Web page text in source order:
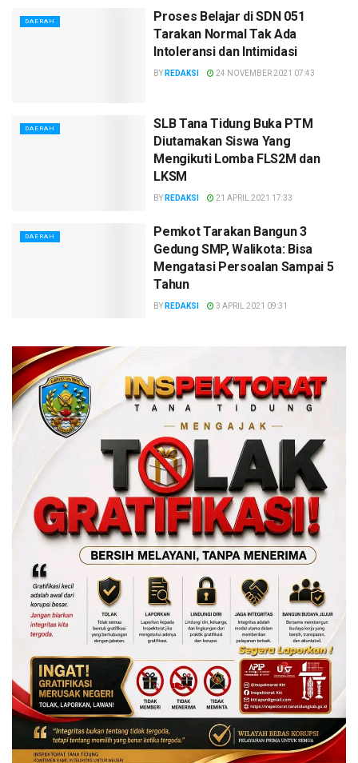
DAERAH
Proses Belajar di SDN 051
Tarakan Normal Tak Ada
Intoleransi dan Intimidasi
BY REDAKSI 24 NOVEMBER 2021 07:43
DAERAH
SLB Tana Tidung Buka PTM
Diutamakan Siswa Yang
Mengikuti Lomba FLS2M dan
LKSM
BY REDAKSI 21 APRIL 2021 17:33
DAERAH
Pemkot Tarakan Bangun 3
Gedung SMP, Walikota: Bisa
Mengatasi Persoalan Sampai 5
Tahun
BY REDAKSI 3 APRIL 2021 09:31